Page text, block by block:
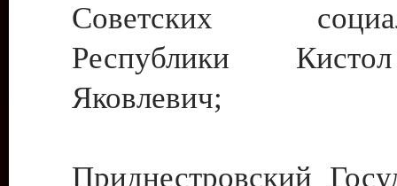
Советских
Республики
Яковлевич;
Приднестровский